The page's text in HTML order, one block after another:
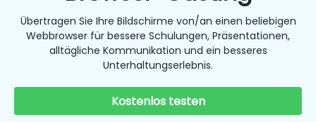
Übertragen Sie Ihre Bildschirme von/an einen beliebigen
Webbrowser für bessere Schulungen, Präsentationen,
alltägliche Kommunikation und ein besseres
Unterhaltungserlebnis.
Kostenlos testen